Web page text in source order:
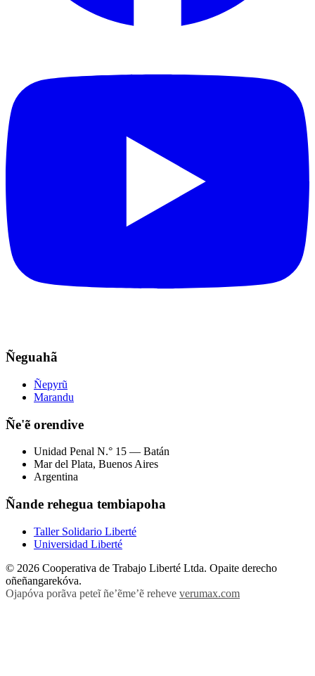
Ñeguahã
Ñepyrũ
Marandu
Ñe'ẽ orendive
Unidad Penal N.° 15 — Batán
Mar del Plata, Buenos Aires
Argentina
Ñande rehegua tembiapoha
Taller Solidario Liberté
Universidad Liberté
© 2026 Cooperativa de Trabajo Liberté Ltda. Opaite derecho
oñeñangarekóva.
Ojapóva porãva peteĩ ñe’ẽme’ẽ reheve verumax.com